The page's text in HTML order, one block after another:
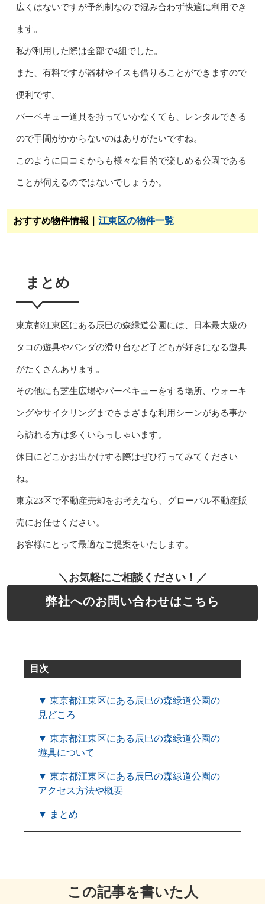
広くはないですが予約制なので混み合わず快適に利用でき
ます。
私が利用した際は全部で4組でした。
また、有料ですが器材やイスも借りることができますので
便利です。
バーベキュー道具を持っていかなくても、レンタルできる
ので手間がかからないのはありがたいですね。
このように口コミからも様々な目的で楽しめる公園である
ことが伺えるのではないでしょうか。
おすすめ物件情報｜ 江東区の物件一覧
まとめ
東京都江東区にある辰巳の森緑道公園には、日本最大級の
タコの遊具やパンダの滑り台など子どもが好きになる遊具
がたくさんあります。
その他にも芝生広場やバーベキューをする場所、ウォーキ
ングやサイクリングまでさまざまな利用シーンがある事か
ら訪れる方は多くいらっしゃいます。
休日にどこかお出かけする際はぜひ行ってみてください
ね。
東京23区で不動産売却をお考えなら、グローバル不動産販
売にお任せください。
お客様にとって最適なご提案をいたします。
＼お気軽にご相談ください！／
弊社へのお問い合わせはこちら
目次
▼ 東京都江東区にある辰巳の森緑道公園の
見どころ
▼ 東京都江東区にある辰巳の森緑道公園の
遊具について
▼ 東京都江東区にある辰巳の森緑道公園の
アクセス方法や概要
▼ まとめ
この記事を書いた人